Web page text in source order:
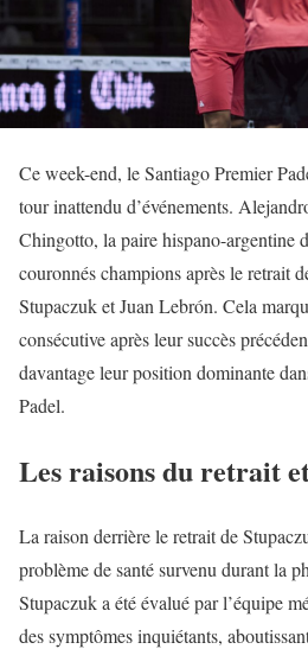
Ce week-end, le Santiago Premier
tour inattendu d’événements.
Chingotto, la paire hispano-argentine
couronnés champions après le retrait
Stupaczuk et Juan Lebrón. Cela
consécutive après leur succès
davantage leur position dominante
Padel.
Les raisons du retrait
La raison derrière le retrait de
problème de santé survenu durant la
Stupaczuk a été évalué par l’équipe
des symptômes inquiétants,